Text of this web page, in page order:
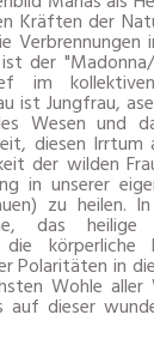
Kräften der
Verbrennungen
der "Madonna/
im kollektiven
ist Jungfrau,
Wesen und
diesen Irrtum
der wilden
in unserer
zu heilen.
das heilige
körperliche
Polaritäten in
Wohle
auf dieser